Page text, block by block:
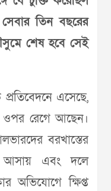
তিন বছরের
শেষ হবে সেই
এসেছে,
ওপর রেগে আছেন।
বরখাস্তের
আসায় এবং দলে
অভিযোগে ক্ষিপ্ত